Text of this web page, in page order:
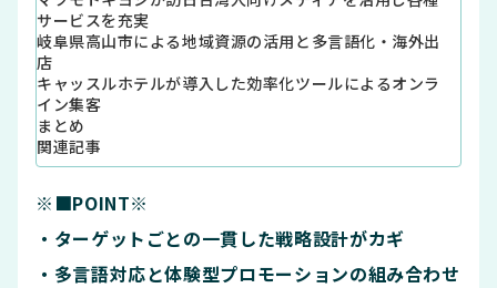
サービスを充実
岐阜県高山市による地域資源の活用と多言語化・海外出
店
キャッスルホテルが導入した効率化ツールによるオンラ
イン集客
まとめ
関連記事
※■POINT※
・ターゲットごとの一貫した戦略設計がカギ
・多言語対応と体験型プロモーションの組み合わせ